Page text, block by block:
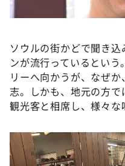
ソウルの街かどで聞き
ンが流行っているとい
リーへ向かうが、なぜ
志。しかも、地元の方
観光客と相席し、様々な